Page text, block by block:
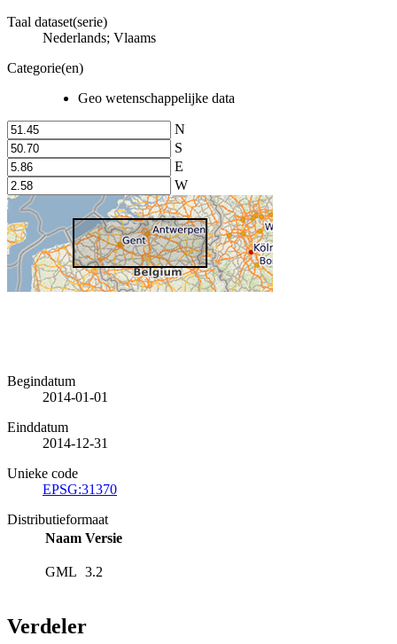
Taal dataset(serie)
Nederlands; Vlaams
Categorie(en)
Geo wetenschappelijke data
N
S
E
W
Begindatum
2014-01-01
Einddatum
2014-12-31
Unieke code
EPSG:31370
Distributieformaat
Naam Versie
GML 3.2
Verdeler